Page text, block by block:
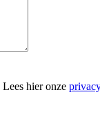
Lees hier onze